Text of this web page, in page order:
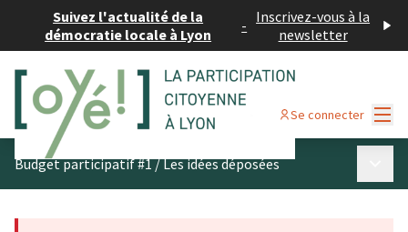
Suivez l'actualité de la
démocratie locale à Lyon
- Inscrivez-vous à la
newsletter
Se connecter
Budget participatif #1/Les idées déposées